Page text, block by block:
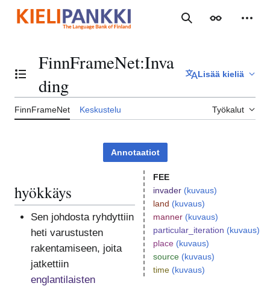
sisältöön
Haku Ulkoasu
Vaihda sisällysluettelo
FinnFrameNet:Inva
ding
Lisää kieliä
FinnFrameNet Keskustelu Työkalut
Annotaatiot
hyökkäys
Sen johdosta ryhdyttiin
heti varustusten
rakentamiseen, joita
jatkettiin
englantilaisten
FEE
invader (kuvaus)
land (kuvaus)
manner (kuvaus)
particular_iteration (kuvaus)
place (kuvaus)
source (kuvaus)
time (kuvaus)